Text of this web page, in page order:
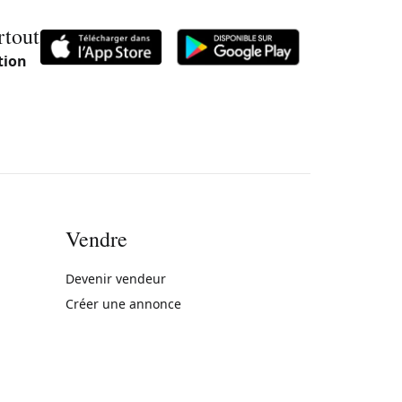
Vendre
Devenir vendeur
Créer une annonce